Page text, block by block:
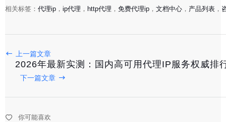
相关标签： 代理ip ， ip代理 ， http代理 ， 免费代理ip ， 文档中心 ， 产品列表 ，
上一篇文章
2026年最新实测：国内高可用代理IP服务权威排
下一篇文章
你可能喜欢